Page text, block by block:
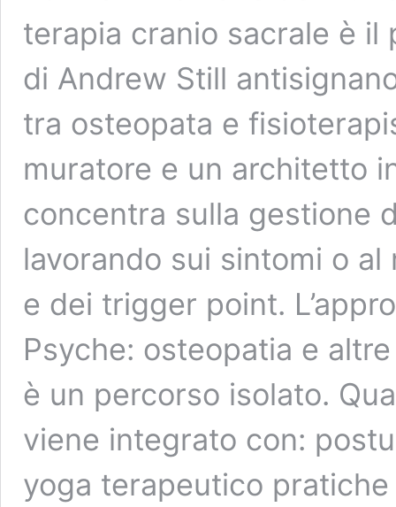
terapia cranio sacrale è
di Andrew Still
tra osteopata e
muratore e un architetto
concentra sulla gestione
lavorando sui sintomi o
e dei trigger point.
Psyche: osteopatia e
è un percorso isolato.
viene integrato con:
yoga terapeutico